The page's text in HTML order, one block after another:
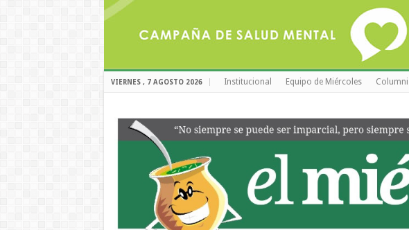
VIERNES , 7 AGOSTO 2026 Institucional Equipo de Miércoles